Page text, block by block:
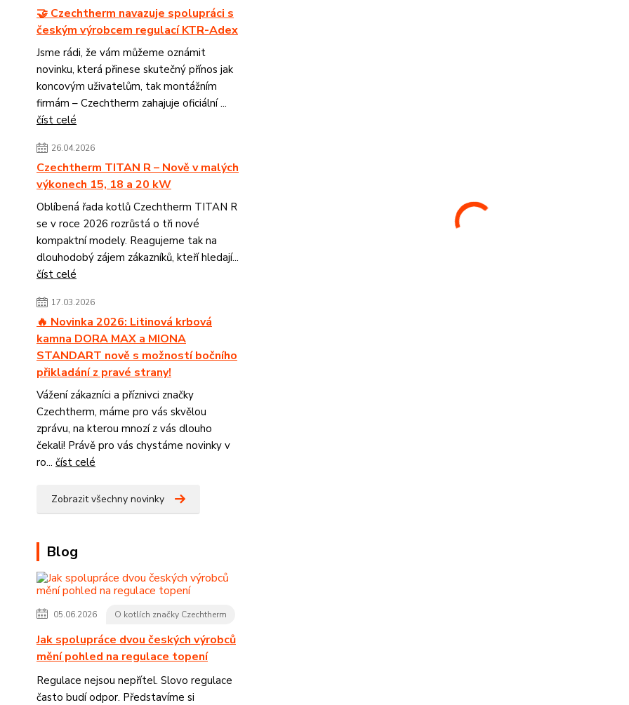
🤝 Czechtherm navazuje spolupráci s
českým výrobcem regulací KTR-Adex
Jsme rádi, že vám můžeme oznámit
novinku, která přinese skutečný přínos jak
koncovým uživatelům, tak montážním
firmám – Czechtherm zahajuje oficiální ...
číst celé
26.04.2026
Czechtherm TITAN R – Nově v malých
výkonech 15, 18 a 20 kW
Oblíbená řada kotlů Czechtherm TITAN R
se v roce 2026 rozrůstá o tři nové
kompaktní modely. Reagujeme tak na
dlouhodobý zájem zákazníků, kteří hledají...
číst celé
17.03.2026
🔥 Novinka 2026: Litinová krbová
kamna DORA MAX a MIONA
STANDART nově s možností bočního
přikladání z pravé strany!
Vážení zákazníci a příznivci značky
Czechtherm, máme pro vás skvělou
zprávu, na kterou mnozí z vás dlouho
čekali! Právě pro vás chystáme novinky v
ro... číst celé
Zobrazit všechny novinky
Blog
05.06.2026 O kotlích značky Czechtherm
Jak spolupráce dvou českých výrobců
mění pohled na regulace topení
Regulace nejsou nepřítel. Slovo regulace
často budí odpor. Představíme si